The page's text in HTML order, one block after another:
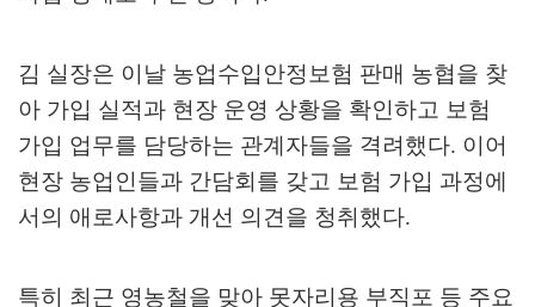
김 실장은 이날 농업수입안정보험 판매 농협을 찾
아 가입 실적과 현장 운영 상황을 확인하고 보험
가입 업무를 담당하는 관계자들을 격려했다. 이어
현장 농업인들과 간담회를 갖고 보험 가입 과정에
서의 애로사항과 개선 의견을 청취했다.
특히 최근 영농철을 맞아 못자리용 부직포 등 주요